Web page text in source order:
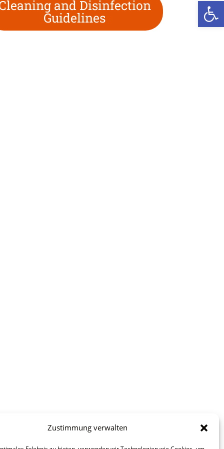
Zustimmung verwalten
and Disinfection
Guidelines